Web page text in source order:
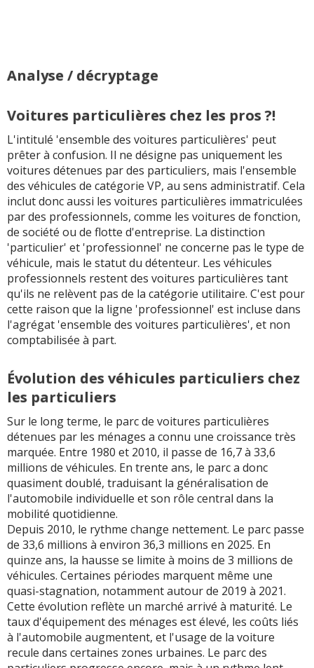
Analyse / décryptage
Voitures particulières chez les pros ?!
L'intitulé 'ensemble des voitures particulières' peut
prêter à confusion. Il ne désigne pas uniquement les
voitures détenues par des particuliers, mais l'ensemble
des véhicules de catégorie VP, au sens administratif. Cela
inclut donc aussi les voitures particulières immatriculées
par des professionnels, comme les voitures de fonction,
de société ou de flotte d'entreprise. La distinction
'particulier' et 'professionnel' ne concerne pas le type de
véhicule, mais le statut du détenteur. Les véhicules
professionnels restent des voitures particulières tant
qu'ils ne relèvent pas de la catégorie utilitaire. C'est pour
cette raison que la ligne 'professionnel' est incluse dans
l'agrégat 'ensemble des voitures particulières', et non
comptabilisée à part.
Évolution des véhicules particuliers chez
les particuliers
Sur le long terme, le parc de voitures particulières
détenues par les ménages a connu une croissance très
marquée. Entre 1980 et 2010, il passe de 16,7 à 33,6
millions de véhicules. En trente ans, le parc a donc
quasiment doublé, traduisant la généralisation de
l'automobile individuelle et son rôle central dans la
mobilité quotidienne.
Depuis 2010, le rythme change nettement. Le parc passe
de 33,6 millions à environ 36,3 millions en 2025. En
quinze ans, la hausse se limite à moins de 3 millions de
véhicules. Certaines périodes marquent même une
quasi-stagnation, notamment autour de 2019 à 2021.
Cette évolution reflète un marché arrivé à maturité. Le
taux d'équipement des ménages est élevé, les coûts liés
à l'automobile augmentent, et l'usage de la voiture
recule dans certaines zones urbaines. Le parc des